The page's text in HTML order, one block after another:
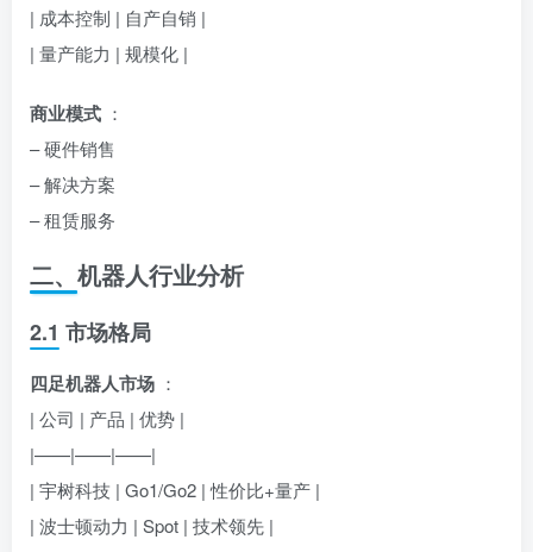
| 成本控制 | 自产自销 |
| 量产能力 | 规模化 |
商业模式 ：
– 硬件销售
– 解决方案
– 租赁服务
二、机器人行业分析
2.1 市场格局
四足机器人市场 ：
| 公司 | 产品 | 优势 |
|——|——|——|
| 宇树科技 | Go1/Go2 | 性价比+量产 |
| 波士顿动力 | Spot | 技术领先 |